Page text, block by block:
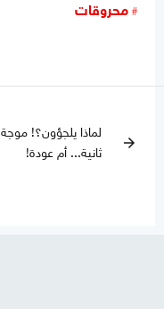
محروقات
arrow_forward
لماذا يلجؤون؟!
ثانية... أم عودة!